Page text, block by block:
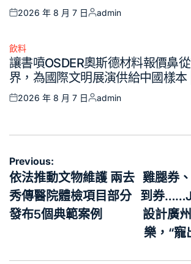
Posted
2026 年 8 月 7 日
Posted
admin
Posted
in
飲料
讓書噴OSDER奧斯德材料報價鼻
界，為國際文明展演供給中國樣本
Posted
2026 年 8 月 7 日
Posted
admin
文
章
導
覽
Previous:
依法推動文物維護 兩去
秀傳醫院體檢項目部分
發布5個典範案例
雞腿券
到券
設計廣
樂，“寵